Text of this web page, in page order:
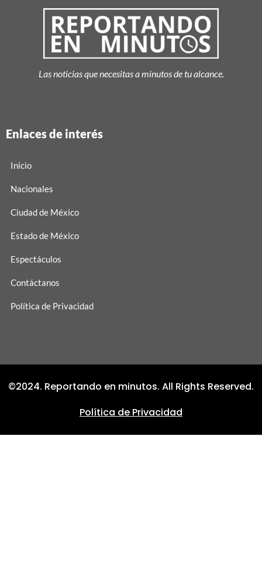
Las noticias que necesitas a minutos de tu alcance.
Enlaces de interés
Inicio
Nacionales
Ciudad de México
Estado de México
Espectáculos
Contáctanos
Política de Privacidad
©2024. Reportando en minutos. All Rights Reserved.
Política de Privacidad